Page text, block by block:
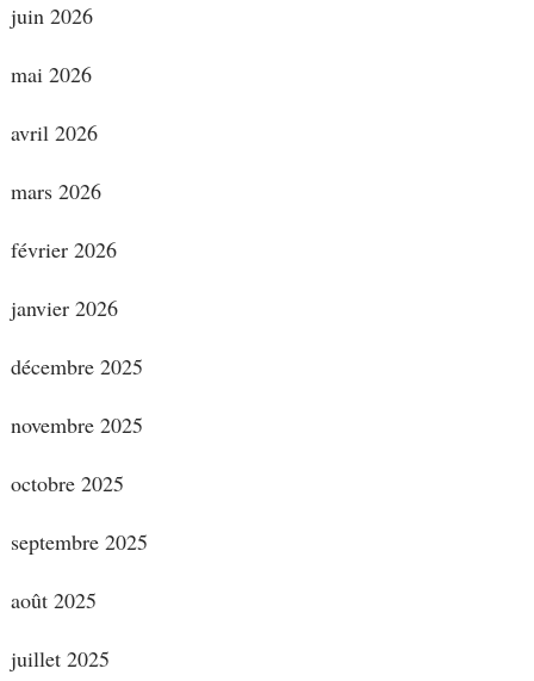
juin 2026
mai 2026
avril 2026
mars 2026
février 2026
janvier 2026
décembre 2025
novembre 2025
octobre 2025
septembre 2025
août 2025
juillet 2025